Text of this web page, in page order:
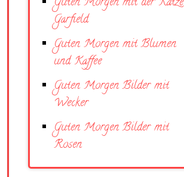
Garfield
Guten Morgen mit Blumen
und Kaffee
Guten Morgen Bilder mit
Wecker
Guten Morgen Bilder mit
Rosen